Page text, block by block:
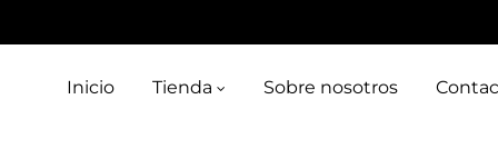
Inicio Tienda Sobre nosotros